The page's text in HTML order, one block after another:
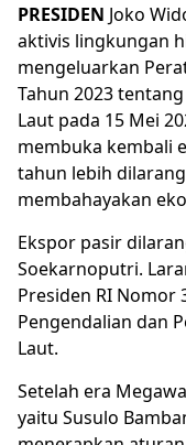
PRESIDEN Joko
aktivis lingkungan
mengeluarkan
Tahun 2023
Laut pada 15 Mei
membuka kembali
tahun lebih
membahayakan
Ekspor pasir
Soekarnoputri.
Presiden RI Nomor
Pengendalian dan
Laut.
Setelah era
yaitu Susulo